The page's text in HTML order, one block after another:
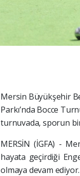
Mersin Büyükşehir
Parkı’nda Bocce
turnuvada, sporun
MERSİN (İGFA) -
hayata geçirdiği
olmaya devam ediyor.